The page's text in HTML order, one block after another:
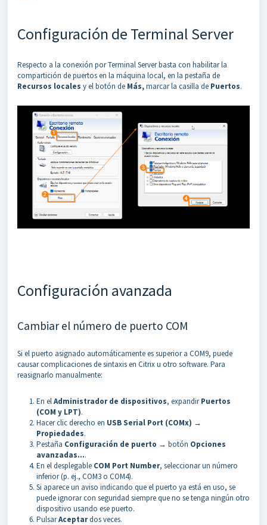
Configuración de Terminal Server
Respecto a la conexión por Terminal Server basta con habilitar la
compartición de puertos en la máquina local, en la pestaña de
Recursos locales y el botón de Más,marcar la casilla de Puertos.
Configuración avanzada
Cambiar el número de puerto COM
Si el puerto asignado automáticamente es superior a COM9, puede
causar complicaciones de sintaxis en Citrix u otro software. Para
reasignarlo manualmente:
En elAdministrador de dispositivos, expandirPuertos
(COM y LPT).
Hacer clic derecho en USB Serial Port (COMx) →
Propiedades.
Pestaña Configuración de puerto → botón Opciones
avanzadas….
En el desplegable COM Port Number, seleccionar un número
inferior (p. ej., COM3 o COM4).
Si aparece un aviso indicando que el puerto ya está en uso, se
puede ignorar con seguridad siempre que no se tenga ningún otro
dispositivo usando ese puerto.
PulsarAceptardos veces.